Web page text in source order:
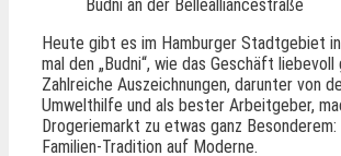
Budni an der Bellealliancestraße
Heute gibt es im Hamburger Stadtgebiet
mal den „Budni“, wie das Geschäft liebevoll
Zahlreiche Auszeichnungen, darunter von
Umwelthilfe und als bester Arbeitgeber,
Drogeriemarkt zu etwas ganz
Familien-Tradition auf Moderne.